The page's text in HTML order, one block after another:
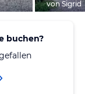
von Sigrid
buchen?